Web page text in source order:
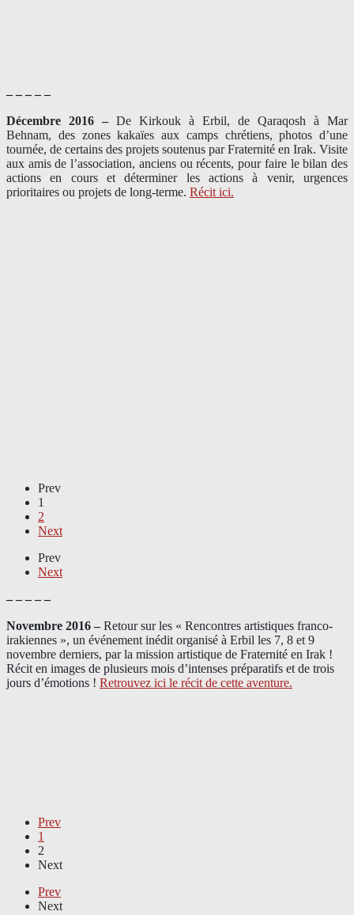
– – – – –
Décembre 2016 – De Kirkouk à Erbil, de Qaraqosh à Mar
Behnam, des zones kakaïes aux camps chrétiens, photos d’une
tournée, de certains des projets soutenus par Fraternité en Irak. Visite
aux amis de l’association, anciens ou récents, pour faire le bilan des
actions en cours et déterminer les actions à venir, urgences
prioritaires ou projets de long-terme. Récit ici.
Prev
1
2
Next
Prev
Next
– – – – –
Novembre 2016 – Retour sur les « Rencontres artistiques franco-
irakiennes », un événement inédit organisé à Erbil les 7, 8 et 9
novembre derniers, par la mission artistique de Fraternité en Irak !
Récit en images de plusieurs mois d’intenses préparatifs et de trois
jours d’émotions ! Retrouvez ici le récit de cette aventure.
Prev
1
2
Next
Prev
Next